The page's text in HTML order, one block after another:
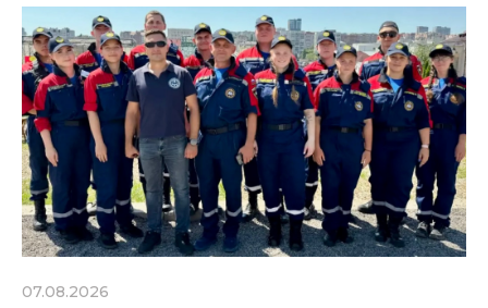
07.08.2026